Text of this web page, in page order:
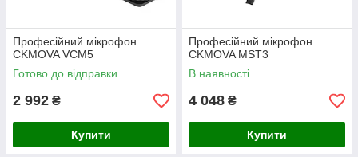
Професійний мікрофон
CKMOVA VCM5
Готово до відправки
2 992 ₴
Купити
Професійний мікрофон
CKMOVA MST3
В наявності
4 048 ₴
Купити